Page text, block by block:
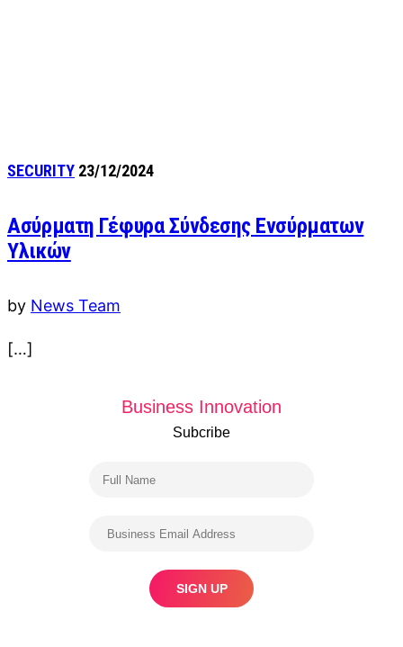
SECURITY 23/12/2024
Ασύρματη Γέφυρα Σύνδεσης Ενσύρματων
Υλικών
by News Team
[…]
Business Innovation
Subcribe